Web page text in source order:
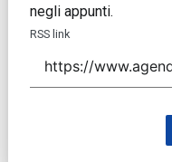
negli appunti.
RSS link